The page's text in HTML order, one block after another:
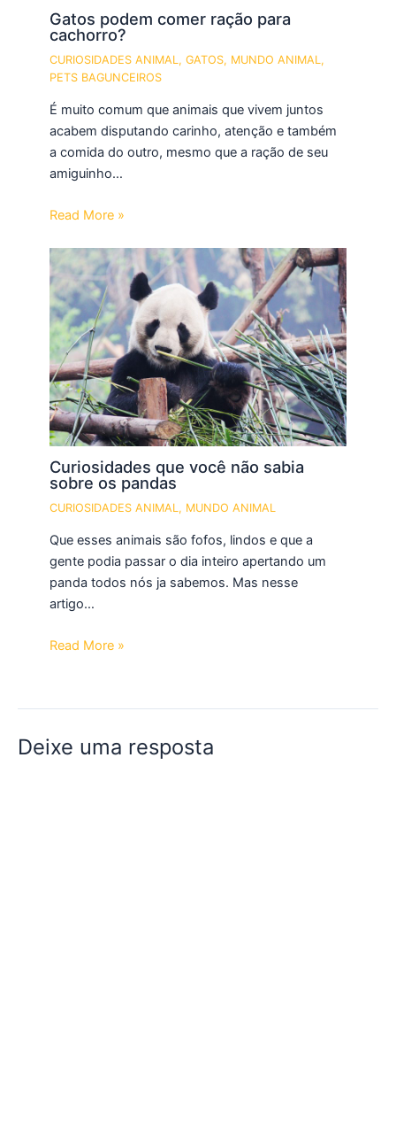
Gatos podem comer ração para
cachorro?
CURIOSIDADES ANIMAL ,GATOS, MUNDO ANIMAL ,
PETS BAGUNCEIROS
É muito comum que animais que vivem juntos
acabem disputando carinho, atenção e também
a comida do outro, mesmo que a ração de seu
amiguinho…
Read More »
Curiosidades que você não sabia
sobre os pandas
CURIOSIDADES ANIMAL , MUNDO ANIMAL
Que esses animais são fofos, lindos e que a
gente podia passar o dia inteiro apertando um
panda todos nós ja sabemos. Mas nesse
artigo…
Read More »
Deixe uma resposta